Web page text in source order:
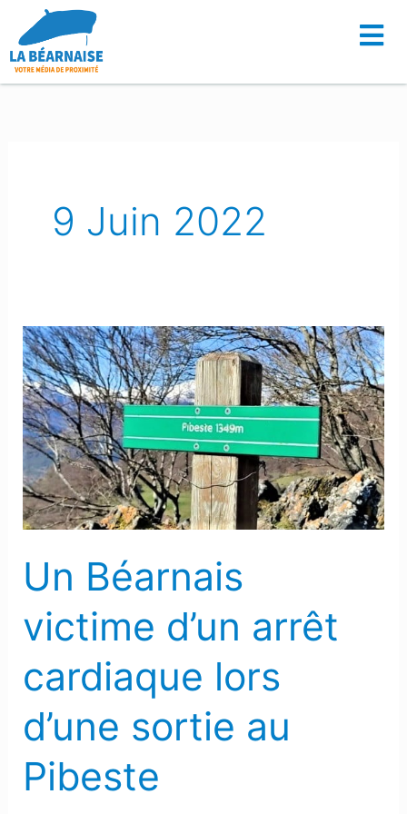
contenu
9 Juin 2022
Un Béarnais
victime d’un arrêt
cardiaque lors
d’une sortie au
Pibeste
Un
Béarnais
victime
d’un
arrêt
cardiaque
lors
d’une